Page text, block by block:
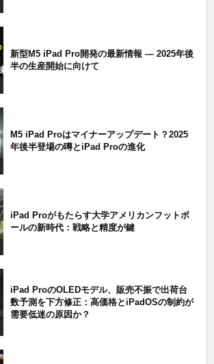
新型M5 iPad Pro開発の最新情報 ― 2025年後
半の生産開始に向けて
M5 iPad Proはマイナーアップデート？2025
年後半登場の噂とiPad Proの進化
iPad Proがもたらす大学アメリカンフットボ
ールの新時代：戦略と精度が鍵
iPad ProのOLEDモデル、販売不振で出荷台
数予測を下方修正：高価格とiPadOSの制約が
需要低迷の原因か？